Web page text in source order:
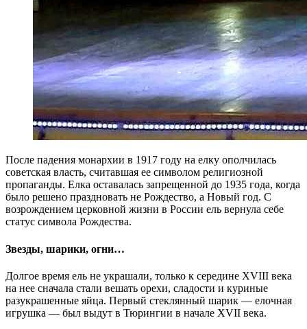
После падения монархии в 1917 году на елку ополчилась
советская власть, считавшая ее символом религиозной
пропаганды. Елка оставалась запрещенной до 1935 года, когда
было решено праздновать не Рождество, а Новый год. С
возрождением церковной жизни в России ель вернула себе
статус символа Рождества.
Звезды, шарики, огни…
Долгое время ель не украшали, только к середине XVIII века
на нее сначала стали вешать орехи, сладости и куриные
разукрашенные яйца. Первый стеклянный шарик — елочная
игрушка — был выдут в Тюрингии в начале XVII века.